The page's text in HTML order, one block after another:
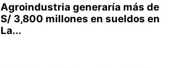
Agroindustria generaría más de
S/ 3,800 millones en sueldos en
La...